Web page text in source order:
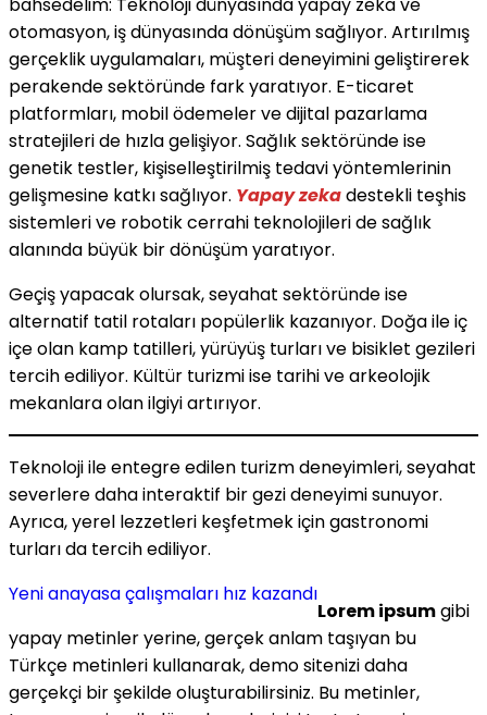
bahsedelim: Teknoloji dünyasında yapay zeka ve
otomasyon, iş dünyasında dönüşüm sağlıyor. Artırılmış
gerçeklik uygulamaları, müşteri deneyimini geliştirerek
perakende sektöründe fark yaratıyor. E-ticaret
platformları, mobil ödemeler ve dijital pazarlama
stratejileri de hızla gelişiyor. Sağlık sektöründe ise
genetik testler, kişiselleştirilmiş tedavi yöntemlerinin
gelişmesine katkı sağlıyor. Yapay zekadestekli teşhis
sistemleri ve robotik cerrahi teknolojileri de sağlık
alanında büyük bir dönüşüm yaratıyor.
Geçiş yapacak olursak, seyahat sektöründe ise
alternatif tatil rotaları popülerlik kazanıyor. Doğa ile iç
içe olan kamp tatilleri, yürüyüş turları ve bisiklet gezileri
tercih ediliyor. Kültür turizmi ise tarihi ve arkeolojik
mekanlara olan ilgiyi artırıyor.
Teknoloji ile entegre edilen turizm deneyimleri, seyahat
severlere daha interaktif bir gezi deneyimi sunuyor.
Ayrıca, yerel lezzetleri keşfetmek için gastronomi
turları da tercih ediliyor.
Yeni anayasa çalışmaları hız kazandı
Lorem ipsumgibi
yapay metinler yerine, gerçek anlam taşıyan bu
Türkçe metinleri kullanarak, demo sitenizi daha
gerçekçi bir şekilde oluşturabilirsiniz. Bu metinler,